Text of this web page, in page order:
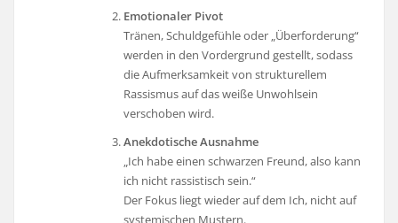
Emotionaler Pivot
Tränen, Schuldgefühle oder „Überforderung“
werden in den Vordergrund gestellt, sodass
die Aufmerksamkeit von strukturellem
Rassismus auf das weiße Unwohlsein
verschoben wird.
Anekdotische Ausnahme
„Ich habe einen schwarzen Freund, also kann
ich nicht rassistisch sein.“
Der Fokus liegt wieder auf dem Ich, nicht auf
systemischen Mustern.